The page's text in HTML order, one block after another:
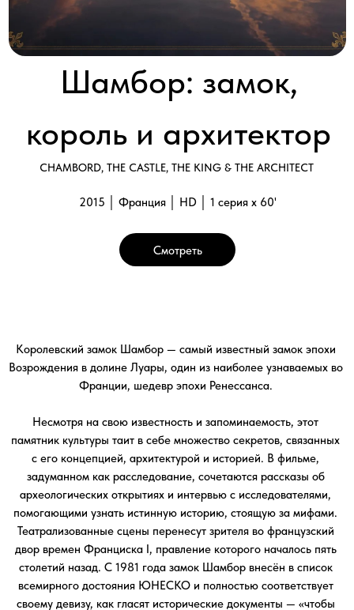
Галерея
Королевский замок Шамбор — самый известный замок эпохи
Возрождения в долине Луары, один из наиболее узнаваемых во
Несмотря на свою известность и запоминаемость, этот
с его концепцией, архитектурой и историей. В фильме,
задуманном как расследование, сочетаются рассказы об
помогающими узнать истинную историю, стоящую за мифами.
Театрализованные сцены перенесут зрителя во французский
столетий назад. С 1981 года замок Шамбор внесён в список
всемирного достояния ЮНЕСКО и полностью соответствует
своему девизу, как гласят исторические документы — «чтобы